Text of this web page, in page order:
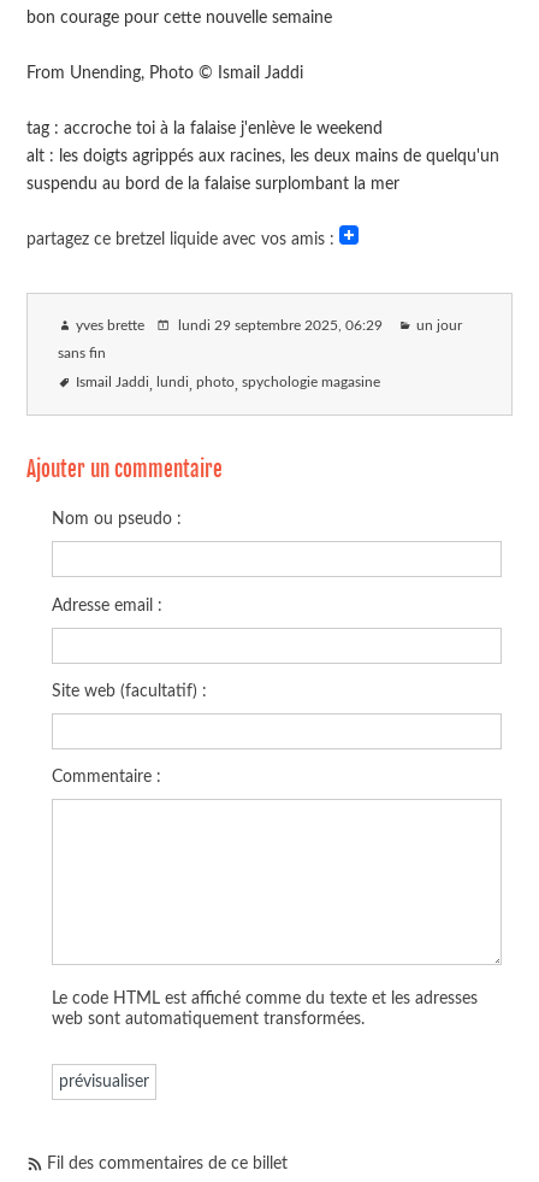
bon courage pour cette nouvelle semaine
From Unending, Photo © Ismail Jaddi
tag : accroche toi à la falaise j'enlève le weekend
alt : les doigts agrippés aux racines, les deux mains de quelqu'un
suspendu au bord de la falaise surplombant la mer
partagez ce bretzel liquide avec vos amis :
yves brette lundi 29 septembre 2025 , 06:29 un jour
sans fin
Ismail Jaddi lundi photo spychologie magasine
Ajouter un commentaire
Nom ou pseudo :
Adresse email :
Site web (facultatif) :
Commentaire :
Le code HTML est affiché comme du texte et les adresses
web sont automatiquement transformées.
Fil des commentaires de ce billet